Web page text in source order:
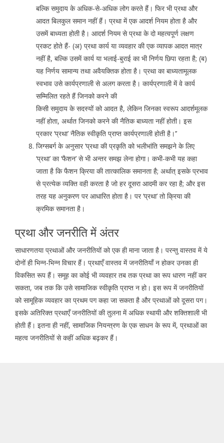
बल्कि समुदाय के अधिक-से-अधिक लोग करते हैं। फिर भी प्रथा और
आदत बिलकुल समान नहीं हैं। प्रथा में एक आदर्श नियम होता है और
उसमें बाध्यता होती है। आदर्श नियम से प्रथा के दो महत्वपूर्ण लक्षण
प्रकट होते हैं- (अ) प्रथा कार्य या व्यवहार की एक व्यापक आदत मात्र
नहीं है, बल्कि उसमें कार्य या भलाई-बुराई का भी निर्णय छिपा रहता है; (ब)
यह निर्णय सामान्य तथा अवैयक्तिक होता है। प्रथा का बाध्यतामूलक
स्वभाव उसे कार्यप्रणाली से अलग करता है। कार्यप्रणाली में वे कार्य
सम्मिलित रहते हैं जिनको करने की
किसी समुदाय के सदस्यों को आदत है, लेकिन जिनका स्वरूप आदर्शमूलक
नहीं होता, अर्थात जिनको करने की नैतिक बाध्यता नहीं होती। इस
प्रकार ‘प्रथा’ नैतिक स्वीकृति प्राप्त कार्यप्रणाली होती है।’’
जिग्सबर्ग के अनुसार ‘प्रथा की प्रकृति को भलीभांति समझने के लिए
‘प्रथा’ का ‘फैशन’ से भी अन्तर समझ लेना होगा। कभी-कभी यह कहा
जाता है कि फैशन क्रिया की तात्कालिक समानता है; अर्थात् इसके प्रभाव
से प्रत्येक व्यक्ति वही करता है जो हर दूसरा आदमी कर रहा है; और इस
तरह यह अनुकरण पर आधारित होता है। पर ‘प्रथा’ तो क्रिया की
क्रमिक समानता है।
प्रथा और जनरीति में अंतर
साधारणतया प्रथाओं और जनरीतियों को एक ही माना जाता है। परन्तु वास्तव में ये
दोनों ही भिन्न-भिन्न विचार हैं। प्रथाएँ वास्तव में जनरीतियाँ न होकर उनका ही
विकसित रूप हैं। समूह का कोई भी व्यवहार तब तक प्रथा का रूप धारण नहीं कर
सकता, जब तक कि उसे सामाजिक स्वीकृति प्राप्त न हो। इस रूप में जनरीतियों
को सामूहिक व्यवहार का प्रथम पग कहा जा सकता है और प्रथाओं को दूसरा पग।
इसके अतिरिक्त प्रथाएँ जनरीतियों की तुलना में अधिक स्थायी और शक्तिशाली भी
होती हैं। इतना ही नहीं, सामाजिक नियन्त्रण के एक साधन के रूप में, प्रथाओं का
महत्व जनरीतियों से कहीं अधिक बढ़कर हैं।